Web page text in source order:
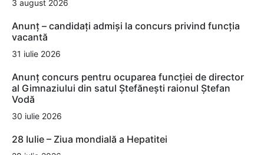
3 august 2026
Anunț – candidați admiși la concurs privind funcția
vacantă
31 iulie 2026
Anunț concurs pentru ocuparea funcției de director
al Gimnaziului din satul Ștefănești raionul Ștefan
Vodă
30 iulie 2026
28 Iulie – Ziua mondială a Hepatitei